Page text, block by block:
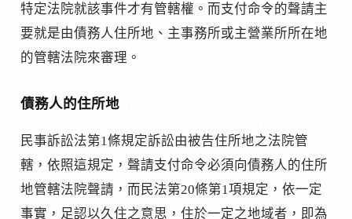
特定法院就該事件才有管轄權。而支付命令的聲請主
要就是由債務人住所地、主事務所或主營業所所在地
的管轄法院來審理。
債務人的住所地
民事訴訟法第1條規定訴訟由被告住所地之法院管
轄，依照這規定，聲請支付命令必須向債務人的住所
地管轄法院聲請，而民法第20條第1項規定，依一定
事實，足認以久住之意思，住於一定之地域者，即為